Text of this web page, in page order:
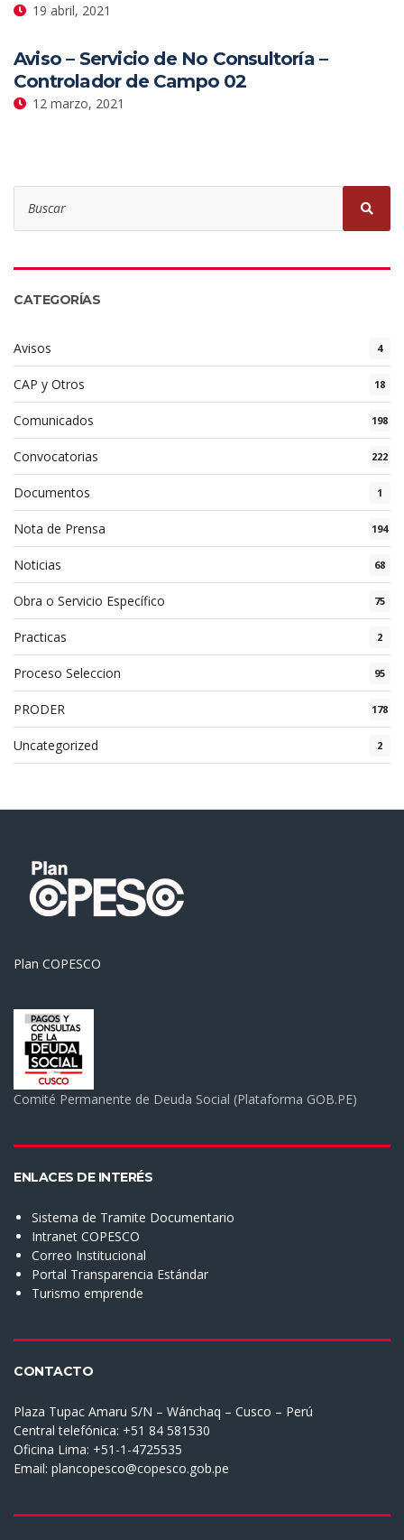
19 abril, 2021
Aviso – Servicio de No Consultoría –
Controlador de Campo 02
12 marzo, 2021
CATEGORÍAS
Avisos 4
CAP y Otros 18
Comunicados 198
Convocatorias 222
Documentos 1
Nota de Prensa 194
Noticias 68
Obra o Servicio Específico 75
Practicas 2
Proceso Seleccion 95
PRODER 178
Uncategorized 2
Plan COPESCO
Comité Permanente de Deuda Social (Plataforma GOB.PE)
ENLACES DE INTERÉS
Sistema de Tramite Documentario
Intranet COPESCO
Correo Institucional
Portal Transparencia Estándar
Turismo emprende
CONTACTO
Plaza Tupac Amaru S/N – Wánchaq – Cusco – Perú
Central telefónica: +51 84 581530
Oficina Lima: +51-1-4725535
Email: plancopesco@copesco.gob.pe